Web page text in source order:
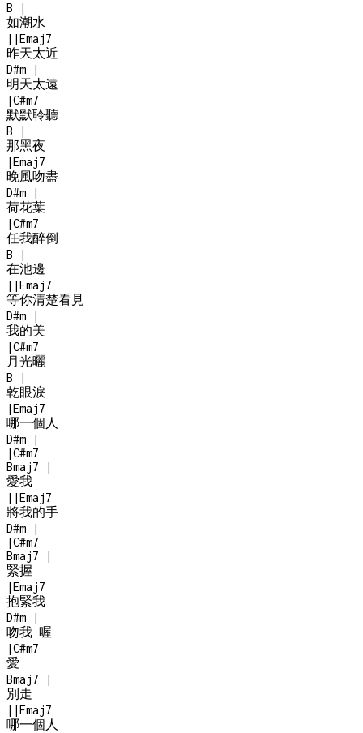
B
|
如潮水
| |Emaj7
昨天太近
D#m
|
明天太遠
|C#m7
默默聆聽
B
|
那黑夜
|Emaj7
晚風吻盡
D#m
|
荷花葉
|C#m7
任我醉倒
B
|
在池邊
| |Emaj7
等你清楚看見
D#m
|
我的美
|C#m7
月光曬
B
|
乾眼淚
|Emaj7
哪一個人
D#m
|
|C#m7
Bmaj7
|
愛我
| |Emaj7
將我的手
D#m
|
|C#m7
Bmaj7
|
緊握
|Emaj7
抱緊我
D#m
|
吻我 喔
|C#m7
愛
Bmaj7
|
別走
| |Emaj7
哪一個人